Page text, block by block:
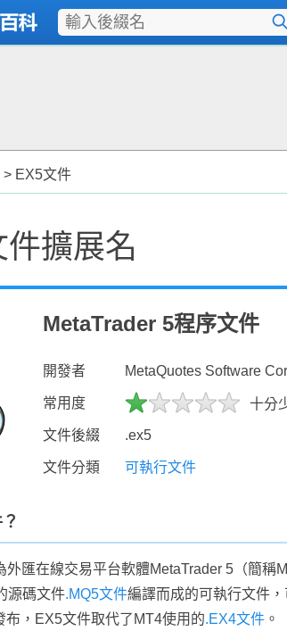
> EX5文件
件擴展名
MetaTrader 5程序文件
開發者 MetaQuotes Software
常用度 十分
文件後綴 .ex5
文件分類 可執行文件
外匯在線交易平台軟體MetaTrader 5（簡稱
源碼文件.MQ5文件編譯而成的可執行文件
布，EX5文件取代了MT4使用的.EX4文件 。